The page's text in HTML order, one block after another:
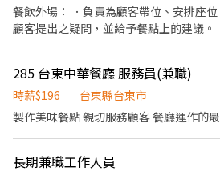
餐飲外場： ．負責為顧客帶位、安排座
顧客提出之疑問，並給予餐點上的建議。
帳、收銀等工作。 餐飲內場： ．擔任廚
飪中之準備工作與其他餐廳相關事務。 ．
食材。 ．負責清理工作環境、設備和餐具
285 台東中華餐廳 服務員(兼職)
時薪$196
台東縣台東市
製作美味餐點 親切服務顧客 餐廳運作的
長期兼職工作人員